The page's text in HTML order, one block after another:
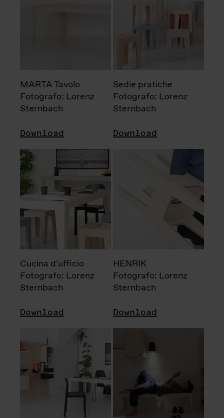
MARTA Tavolo
Fotografo: Lorenz
Sternbach
Download
Sedie pratiche
Fotografo: Lorenz
Sternbach
Download
Cucina d'ufficio
Fotografo: Lorenz
Sternbach
Download
HENRIK
Fotografo: Lorenz
Sternbach
Download